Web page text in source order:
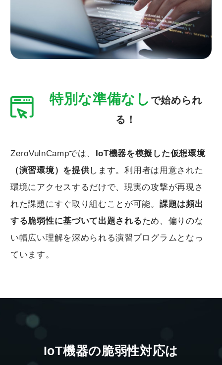
特別な準備なし で始められ
る！
ZeroVulnCampでは、 IoT機器を模擬した仮想環境
（演習環境）を提供します。利用者は用意された
環境にアクセスするだけで、現実の攻撃が再現さ
れた課題にすぐ取り組むことが可能。 課題は頻出
する脆弱性に基づいて出題されるため、偏りのな
い幅広い理解を深められる演習プログラムとなっ
ています。
IoT機器の脆弱性対応は